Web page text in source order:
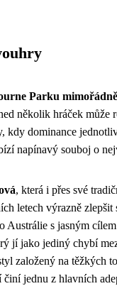
Parku
několik hráček může
kdy dominance
napínavý souboj o
, která i přes své
letech výrazně zlepšit
Austrálie s jasným
jí jako jediný chybí
založený na těžkých
jednu z hlavních